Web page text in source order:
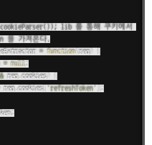
lib 를 통해 쿠키에서
을 가져온다.
= function( req)
{
= null ;
req.cookies)
{
req.cookies 'refreshToken'
;
;